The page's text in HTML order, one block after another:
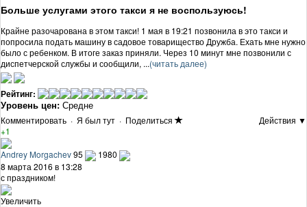
Больше услугами этого такси я не воспользуюсь!
Крайне разочарована в этом такси! 1 мая в 19:21 позвонила в это такси и
попросила подать машину в садовое товарищество Дружба. Ехать мне нужно
было с ребенком. В итоге заказ приняли. Через 10 минут мне позвонили с
диспетчерской службы и сообщили, ...(читать далее)
Рейтинг:
Уровень цен: Средне
Комментировать · Я был тут · Поделиться
Действия ▼
+1
Andrey Morgachev95
1980
8 марта 2016 в 13:28
с праздником!
Увеличить